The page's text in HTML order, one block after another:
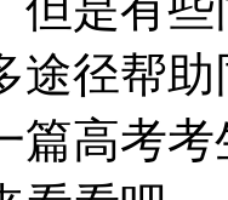
途径帮
篇高考